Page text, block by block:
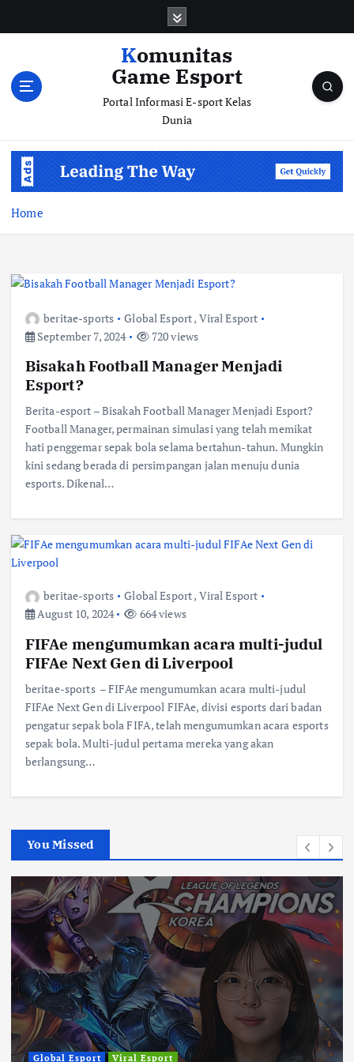
Komunitas
Game Esport
Portal Informasi E-sport Kelas
Dunia
Home
beritae-sports Global Esport, Viral Esport
September 7, 2024
720 views
Bisakah Football Manager Menjadi
Esport?
Berita-esport – Bisakah Football Manager Menjadi Esport?
Football Manager, permainan simulasi yang telah memikat
hati penggemar sepak bola selama bertahun-tahun. Mungkin
kini sedang berada di persimpangan jalan menuju dunia
esports. Dikenal…
beritae-sports Global Esport, Viral Esport
August 10, 2024
664 views
FIFAe mengumumkan acara multi-judul
FIFAe Next Gen di Liverpool
beritae-sports – FIFAe mengumumkan acara multi-judul
FIFAe Next Gen di Liverpool FIFAe, divisi esports dari badan
pengatur sepak bola FIFA, telah mengumumkan acara esports
sepak bola. Multi-judul pertama mereka yang akan
berlangsung…
You Missed
Global Esport Viral Esport